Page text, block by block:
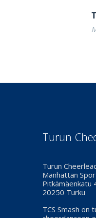
Turun
Turun
Manhattan
Pitkämäenkatu
20250 Turku
TCS Smash on